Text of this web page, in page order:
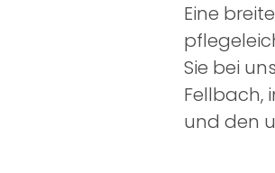
Eine
Sie bei
Fellbach,
und den